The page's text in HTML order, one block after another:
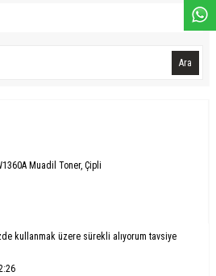
Ara
Muadil Toner, Çipli
kullanmak üzere sürekli alıyorum tavsiye